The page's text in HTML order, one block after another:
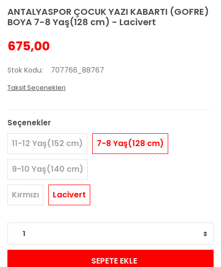
ANTALYASPOR ÇOCUK YAZI KABARTI (GOFRE)
BOYA 7-8 Yaş(128 cm) - Lacivert
675,00
Stok Kodu 707766_88767
Taksit Seçenekleri
Seçenekler
11-12 Yaş(152 cm) 7-8 Yaş(128 cm)
9-10 Yaş(140 cm)
Kırmızı Lacivert
SEPETE EKLE